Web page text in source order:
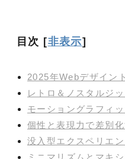
目次 [非表示]
2025年Webデザイン
レトロ＆ノスタルジ
モーショングラフィ
個性と表現力で差別
没入型エクスペリエ
ミニマリズムとマキ